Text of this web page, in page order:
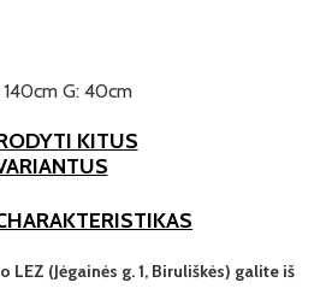
G: 40cm
KITUS
LEZ (Jėgainės g. 1, Biruliškės) galite iš